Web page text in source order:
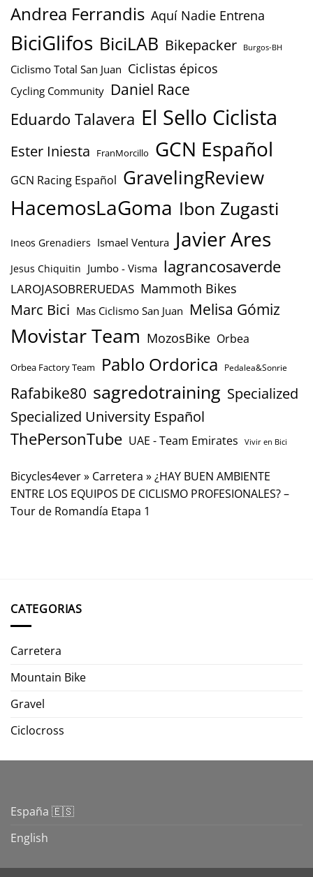
Andrea Ferrandis Aquí Nadie Entrena
BiciGlifos BiciLAB Bikepacker Burgos-BH
Ciclismo Total San Juan Ciclistas épicos
Cycling Community Daniel Race
Eduardo Talavera El Sello Ciclista
Ester Iniesta FranMorcillo GCN Español
GCN Racing Español GravelingReview
HacemosLaGoma Ibon Zugasti
Ineos Grenadiers Ismael Ventura Javier Ares
Jesus Chiquitin Jumbo - Visma lagrancosaverde
LAROJASOBRERUEDAS Mammoth Bikes
Marc Bici Mas Ciclismo San Juan Melisa Gómiz
Movistar Team MozosBike Orbea
Orbea Factory Team Pablo Ordorica Pedalea&Sonrie
Rafabike80 sagredotraining Specialized
Specialized University Español
ThePersonTube UAE - Team Emirates Vivir en Bici
Bicycles4ever» Carretera »¿HAY BUEN AMBIENTE
ENTRE LOS EQUIPOS DE CICLISMO PROFESIONALES? –
Tour de Romandía Etapa 1
CATEGORIAS
Carretera
Mountain Bike
Gravel
Ciclocross
España 🇪🇸
English